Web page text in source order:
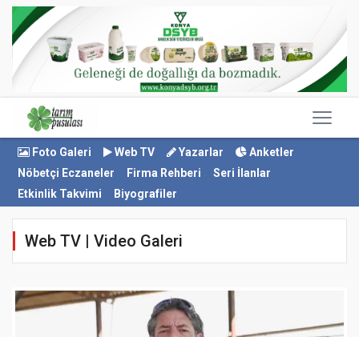
Foto Galeri Web TV Yazarlar
Anketler
Nöbetçi Eczaneler
Firma Rehberi
Seri İlanlar
Etkinlik Takvimi
Biyografiler
Web TV | Video Galeri